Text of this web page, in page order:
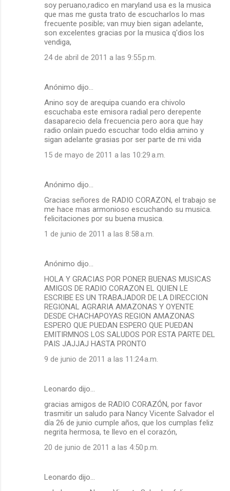
soy peruano,radico en maryland usa es la musica
que mas me gusta trato de escucharlos lo mas
frecuente posible; van muy bien sigan adelante,
son excelentes gracias por la musica q'dios los
vendiga,
24 de abril de 2011 a las 9:55 p.m.
Anónimo dijo…
Anino soy de arequipa cuando era chivolo
escuchaba este emisora radial pero derepente
dasaparecio dela frecuencia pero aora que hay
radio onlain puedo escuchar todo eldia amino y
sigan adelante grasias por ser parte de mi vida
15 de mayo de 2011 a las 10:29 a.m.
Anónimo dijo…
Gracias señores de RADIO CORAZON, el trabajo se
me hace mas armonioso escuchando su musica.
felicitaciones por su buena musica.
1 de junio de 2011 a las 8:58 a.m.
Anónimo dijo…
HOLA Y GRACIAS POR PONER BUENAS MUSICAS
AMIGOS DE RADIO CORAZON EL QUIEN LE
ESCRIBE ES UN TRABAJADOR DE LA DIRECCION
REGIONAL AGRARIA AMAZONAS Y OYENTE
DESDE CHACHAPOYAS REGION AMAZONAS
ESPERO QUE PUEDAN ESPERO QUE PUEDAN
EMITIRMNOS LOS SALUDOS POR ESTA PARTE DEL
PAIS JAJJAJ HASTA PRONTO
9 de junio de 2011 a las 11:24 a.m.
Leonardo dijo…
gracias amigos de RADIO CORAZÓN, por favor
trasmitir un saludo para Nancy Vicente Salvador el
día 26 de junio cumple años, que los cumplas feliz
negrita hermosa, te llevo en el corazón,
20 de junio de 2011 a las 4:50 p.m.
Leonardo dijo…